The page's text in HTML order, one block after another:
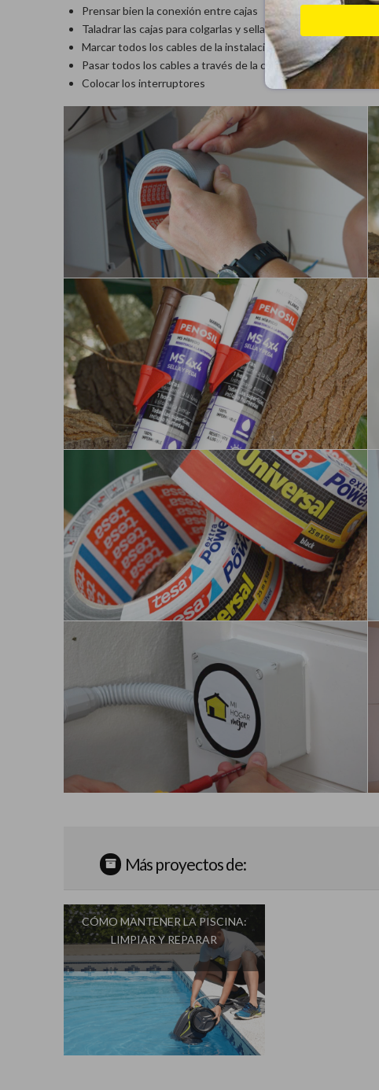
Prensar bien la conexión entre cajas
Taladrar las cajas para colgarlas y sellarlas
Marcar todos los cables de la instalación
Pasar todos los cables a través de la caja
Colocar los interruptores
Más proyectos de:
CÓMO MANTENER LA PISCINA:
LIMPIAR Y REPARAR
Influencer: Una Casa Diferente